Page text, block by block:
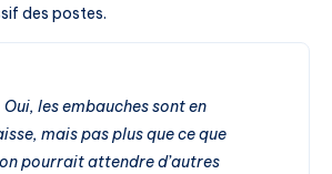
des postes.
Oui, les embauches sont en
mais pas plus que ce que
pourrait attendre d’autres